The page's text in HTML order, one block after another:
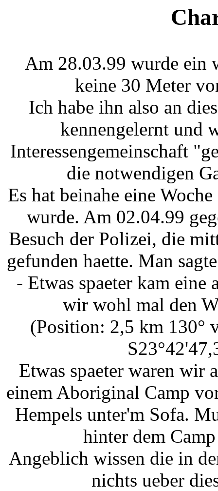
Am 28.03.99 wurde ein
keine 30 Meter
Ich habe ihn also an
kennengelernt und
Interessengemeinschaft
die notwendigen
Es hat beinahe eine
wurde. Am 02.04.99
Besuch der Polizei, die
gefunden haette. Man
- Etwas spaeter kam eine
wir wohl mal den
(Position: 2,5 km 130°
Etwas spaeter waren wir
einem Aboriginal Camp
Hempels unter'm Sofa.
hinter dem
Angeblich wissen die in
nichts ueber